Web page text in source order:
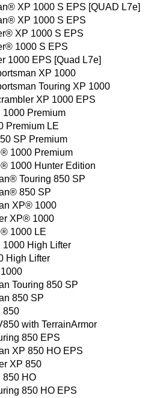
XP 1000 S EPS [QUAD L7e]
XP 1000 S EPS
XP 1000 S EPS
1000 S EPS
1000 EPS [Quad L7e]
XP 1000
Touring XP 1000
XP 1000 EPS
1000 Premium
Premium LE
SP Premium
1000 Premium
1000 Hunter Edition
Touring 850 SP
850 SP
XP® 1000
XP® 1000
1000 LE
1000 High Lifter
High Lifter
Touring 850 SP
850 SP
850
with TerrainArmor
850 EPS
XP 850 HO EPS
XP 850
850 HO
850 HO EPS